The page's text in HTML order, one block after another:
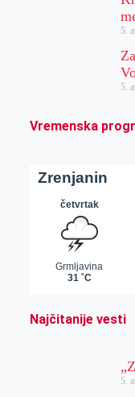
5.
5.
Vremenska
Najčitanije vesti
5.